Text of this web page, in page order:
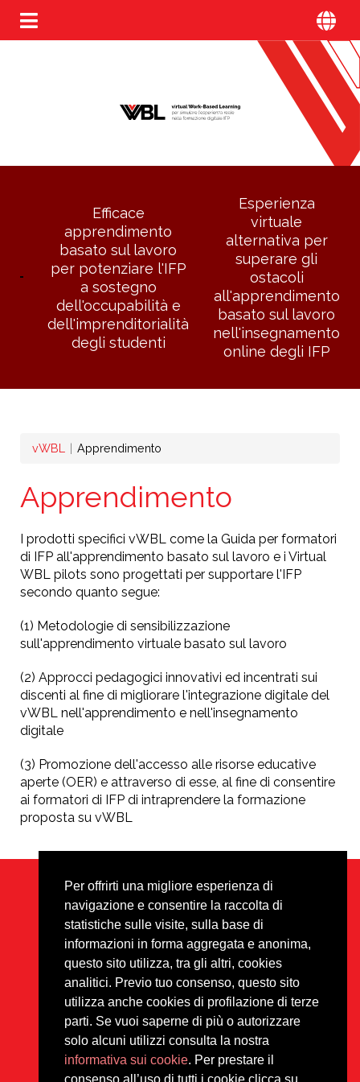
Per offrirti una migliore esperienza di
navigazione e consentire la raccolta di
statistiche sulle visite, sulla base di
informazioni in forma aggregata e anonima,
questo sito utilizza, tra gli altri, cookies
analitici. Previo tuo consenso, questo sito
utilizza anche cookies di profilazione di terze
parti. Se vuoi saperne di più o autorizzare
solo alcuni utilizzi consulta la nostra
informativa sui cookie. Per prestare il
consenso all’uso di tutti i cookie clicca su
Efficace
apprendimento
basato sul lavoro
per potenziare l'IFP
a sostegno
dell'occupabilità e
dell'imprenditorialità
degli studenti
Esperienza
virtuale
alternativa per
superare gli
ostacoli
all'apprendimento
basato sul lavoro
nell'insegnamento
online degli IFP
Briciole
di
pane
vWBL Apprendimento
Apprendimento
I prodotti specifici vWBL come la Guida per formatori
di IFP all'apprendimento basato sul lavoro e i Virtual
WBL pilots sono progettati per supportare l'IFP
secondo quanto segue:
(1) Metodologie di sensibilizzazione
sull'apprendimento virtuale basato sul lavoro
(2) Approcci pedagogici innovativi ed incentrati sui
discenti al fine di migliorare l'integrazione digitale del
vWBL nell'apprendimento e nell'insegnamento
digitale
(3) Promozione dell'accesso alle risorse educative
aperte (OER) e attraverso di esse, al fine di consentire
ai formatori di IFP di intraprendere la formazione
proposta su vWBL
Footer
Privacy
Disclaimer
Tutti i materiali sono protetti da
copyright sotto la licenza
Creative Commons CC BY-NC-
ND.